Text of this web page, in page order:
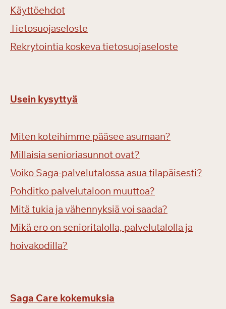
Käyttöehdot
Tietosuojaseloste
Rekrytointia koskeva tietosuojaseloste
Usein kysyttyä
Miten koteihimme pääsee asumaan?
Millaisia senioriasunnot ovat?
Voiko Saga-palvelutalossa asua tilapäisesti?
Pohditko palvelutaloon muuttoa?
Mitä tukia ja vähennyksiä voi saada?
Mikä ero on senioritalolla, palvelutalolla ja
hoivakodilla?
Saga Care kokemuksia